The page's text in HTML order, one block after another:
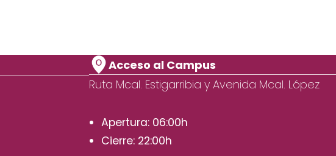
Acceso al Campus
Ruta Mcal. Estigarribia y Avenida Mcal. López
Apertura: 06:00h
Cierre: 22:00h